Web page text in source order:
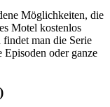
Möglichkeiten, die
Motel kostenlos
man die Serie
Episoden oder ganze